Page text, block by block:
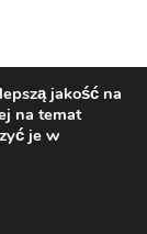
jakość na
na temat
je w